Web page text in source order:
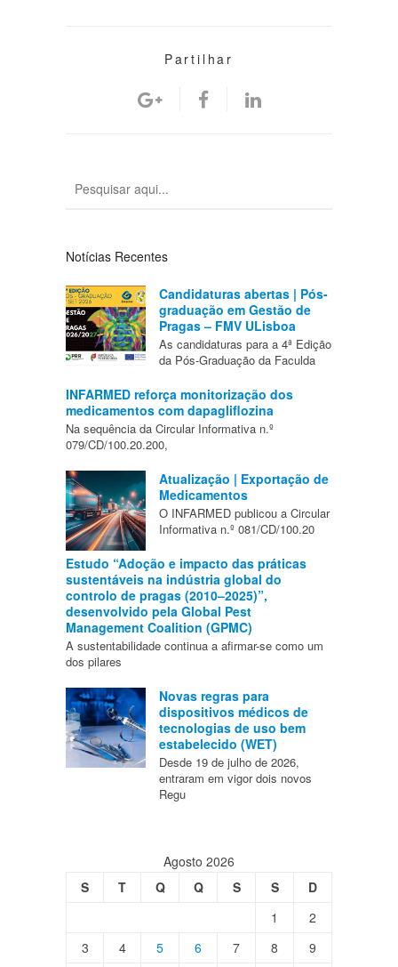
Partilhar
Notícias Recentes
Candidaturas abertas | Pós-
graduação em Gestão de
Pragas – FMV ULisboa
As candidaturas para a 4ª Edição
da Pós-Graduação da Faculda
INFARMED reforça monitorização dos
medicamentos com dapagliflozina
Na sequência da Circular Informativa n.º
079/CD/100.20.200,
Atualização | Exportação de
Medicamentos
O INFARMED publicou a Circular
Informativa n.º 081/CD/100.20
Estudo “Adoção e impacto das práticas
sustentáveis na indústria global do
controlo de pragas (2010–2025)”,
desenvolvido pela Global Pest
Management Coalition (GPMC)
A sustentabilidade continua a afirmar-se como um
dos pilares
Novas regras para
dispositivos médicos de
tecnologias de uso bem
estabelecido (WET)
Desde 19 de julho de 2026,
entraram em vigor dois novos
Regu
Agosto 2026
S
T Q Q S S
D
1
2
3
4 5 6 7 8
9